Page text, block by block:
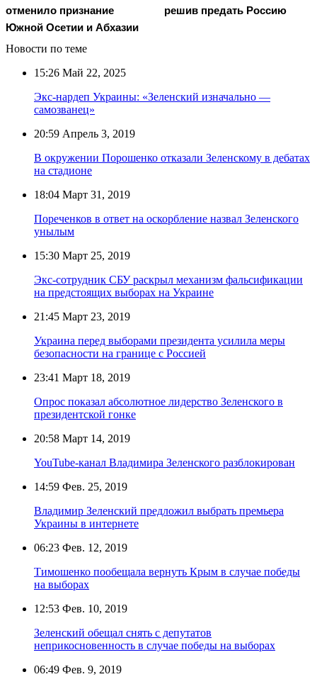
отменило признание
Южной Осетии и Абхазии
решив предать Россию
Новости по теме
15:26 Май 22, 2025
Экс-нардеп Украины: «Зеленский изначально —
самозванец»
20:59 Апрель 3, 2019
В окружении Порошенко отказали Зеленскому в дебатах
на стадионе
18:04 Март 31, 2019
Пореченков в ответ на оскорбление назвал Зеленского
унылым
15:30 Март 25, 2019
Экс-сотрудник СБУ раскрыл механизм фальсификации
на предстоящих выборах на Украине
21:45 Март 23, 2019
Украина перед выборами президента усилила меры
безопасности на границе с Россией
23:41 Март 18, 2019
Опрос показал абсолютное лидерство Зеленского в
президентской гонке
20:58 Март 14, 2019
YouTube-канал Владимира Зеленского разблокирован
14:59 Фев. 25, 2019
Владимир Зеленский предложил выбрать премьера
Украины в интернете
06:23 Фев. 12, 2019
Тимошенко пообещала вернуть Крым в случае победы
на выборах
12:53 Фев. 10, 2019
Зеленский обещал снять с депутатов
неприкосновенность в случае победы на выборах
06:49 Фев. 9, 2019